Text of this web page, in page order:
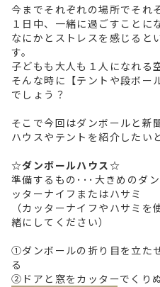
今までそれぞれの場所でそれ
１日中、一緒に過ごすことに
なにかとストレスを感じると
す。
子どもも大人も１人になれる
そんな時に【テントや段ボー
でしょう？
そこで今回はダンボールと新
ハウスやテントを紹介したい
☆ダンボールハウス☆
準備するもの･･･大きめのダ
ッターナイフまたはハサミ
（カッターナイフやハサミ
緒にしてください）
①ダンボールの折り目を立た
る
②ドアと窓をカッターでくり